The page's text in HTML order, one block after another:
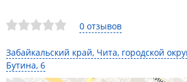
0 отзывов
Забайкальский край, Чита, городской
Бутина, 6